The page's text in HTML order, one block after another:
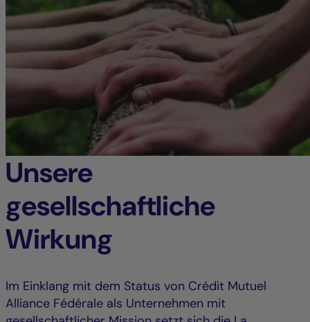
Unsere
gesellschaftliche
Wirkung
Im Einklang mit dem Status von Crédit Mutuel
Alliance Fédérale als Unternehmen mit